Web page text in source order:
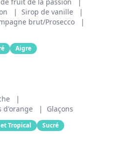
| Sirop de vanille
|
brut/Prosecco
|
Aigre
|
d'orange | Glaçons
Tropical Sucré